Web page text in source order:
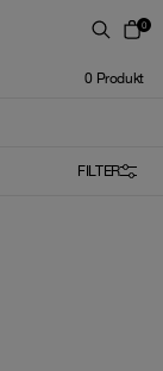
0
0 Produkt
FILTER